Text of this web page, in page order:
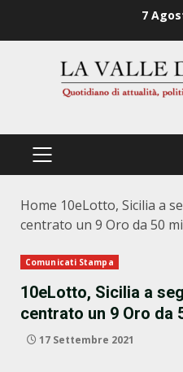
7
PRIMÄRES
Home 10eLotto, Sicilia a
centrato un 9 Oro da 50
Comunicati Stampa
10eLotto, Sicilia a
centrato un 9 Oro da
17 Settembre 2021